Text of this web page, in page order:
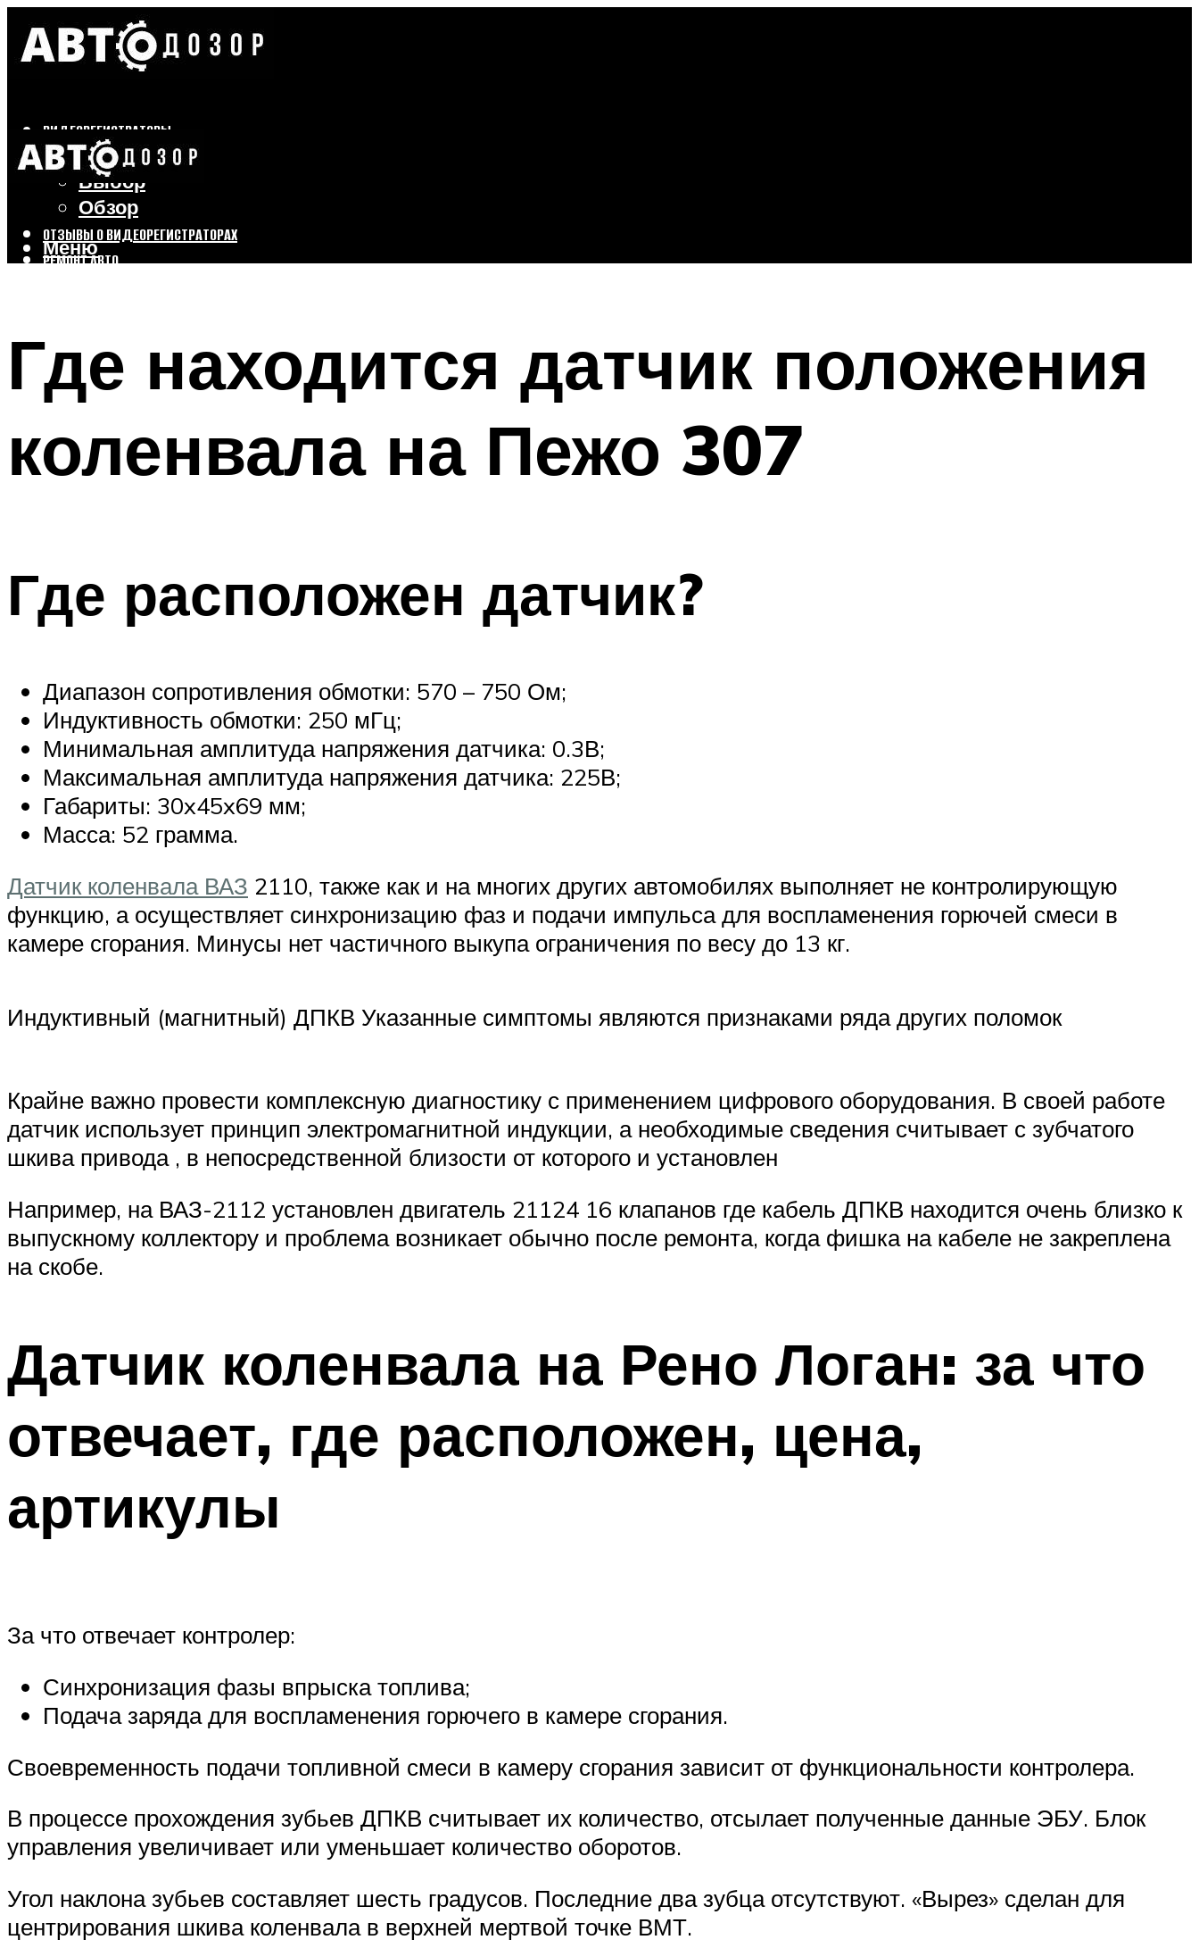
ВИДЕОРЕГИСТРАТОРЫ
Бренды
Выбор
Обзор
ОТЗЫВЫ О ВИДЕОРЕГИСТРАТОРАХ
РЕМОНТ АВТО
Меню
Меню
Где находится датчик положения
коленвала на Пежо 307
Где расположен датчик?
Диапазон сопротивления обмотки: 570 – 750 Ом;
Индуктивность обмотки: 250 мГц;
Минимальная амплитуда напряжения датчика: 0.3В;
Максимальная амплитуда напряжения датчика: 225В;
Габариты: 30x45x69 мм;
Масса: 52 грамма.
Датчик коленвала ВАЗ 2110, также как и на многих других автомобилях выполняет не контролирующую
функцию, а осуществляет синхронизацию фаз и подачи импульса для воспламенения горючей смеси в
камере сгорания. Минусы нет частичного выкупа ограничения по весу до 13 кг.
Индуктивный (магнитный) ДПКВ Указанные симптомы являются признаками ряда других поломок
Крайне важно провести комплексную диагностику с применением цифрового оборудования. В своей работе
датчик использует принцип электромагнитной индукции, а необходимые сведения считывает с зубчатого
шкива привода , в непосредственной близости от которого и установлен
Например, на ВАЗ-2112 установлен двигатель 21124 16 клапанов где кабель ДПКВ находится очень близко к
выпускному коллектору и проблема возникает обычно после ремонта, когда фишка на кабеле не закреплена
на скобе.
Датчик коленвала на Рено Логан: за что
отвечает, где расположен, цена,
артикулы
За что отвечает контролер:
Синхронизация фазы впрыска топлива;
Подача заряда для воспламенения горючего в камере сгорания.
Своевременность подачи топливной смеси в камеру сгорания зависит от функциональности контролера.
В процессе прохождения зубьев ДПКВ считывает их количество, отсылает полученные данные ЭБУ. Блок
управления увеличивает или уменьшает количество оборотов.
Угол наклона зубьев составляет шесть градусов. Последние два зубца отсутствуют. «Вырез» сделан для
центрирования шкива коленвала в верхней мертвой точке ВМТ.